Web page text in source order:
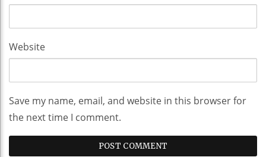
Website
Save my name, email, and website in this browser for
the next time I comment.